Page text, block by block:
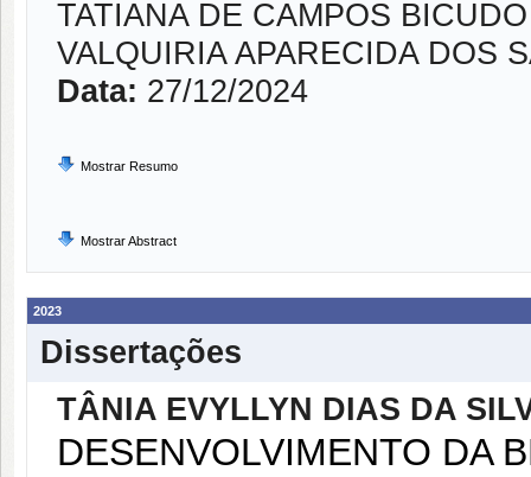
TATIANA DE CAMPOS BICUDO
VALQUIRIA APARECIDA DOS
Data: 27/12/2024
Mostrar Resumo
Mostrar Abstract
2023
Dissertações
TÂNIA EVYLLYN DIAS DA
DESENVOLVIMENTO DA